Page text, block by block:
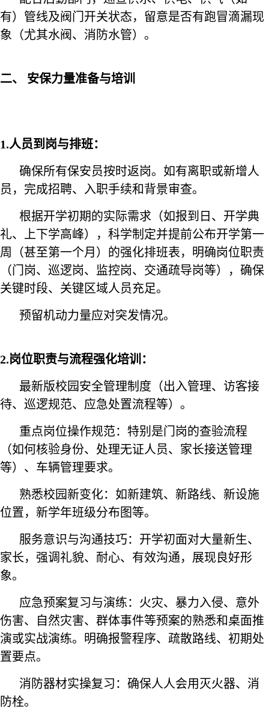
有）管线及阀门开关状态，留意是否有跑冒滴漏现
象（尤其水阀、消防水管）。
二、 安保力量准备与培训
1.人员到岗与排班：
确保所有保安员按时返岗。如有离职或新增人
员，完成招聘、入职手续和背景审查。
根据开学初期的实际需求（如报到日、开学典
礼、上下学高峰），科学制定并提前公布开学第一
周（甚至第一个月）的强化排班表，明确岗位职责
（门岗、巡逻岗、监控岗、交通疏导岗等），确保
关键时段、关键区域人员充足。
预留机动力量应对突发情况。
2.岗位职责与流程强化培训：
最新版校园安全管理制度（出入管理、访客接
待、巡逻规范、应急处置流程等）。
重点岗位操作规范：特别是门岗的查验流程
（如何核验身份、处理无证人员、家长接送管理
等）、车辆管理要求。
熟悉校园新变化：如新建筑、新路线、新设施
位置，新学年班级分布图等。
服务意识与沟通技巧：开学初面对大量新生、
家长，强调礼貌、耐心、有效沟通，展现良好形
象。
应急预案复习与演练：火灾、暴力入侵、意外
伤害、自然灾害、群体事件等预案的熟悉和桌面推
演或实战演练。明确报警程序、疏散路线、初期处
置要点。
消防器材实操复习：确保人人会用灭火器、消
防栓。